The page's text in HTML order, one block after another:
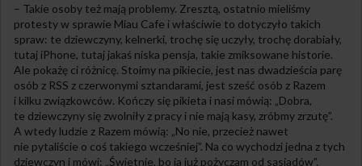
– Takie osoby też mają problemy. Zresztą, ostatnio mieliśmy
protesty w sprawie Miau Cafe i właściwie to dotyczyło takich
spraw: te dziewczyny, kelnerki, trochę się uczyły, trochę dorabiały,
tutaj iPhone, tutaj jakaś niska pensja, takie zmiksowane historie.
Ale pokażę ci różnicę. Stoimy na pikiecie, jest nas dwadzieścia parę
osób z RSS z czerwonymi sztandarami, jest sześć osób z Razem
i kilku związkowców. Kończy się pikieta i nasi mówią: „Dobra,
te dziewczyny się zwolniły z pracy i nie mają kasy, zróbmy zrzutę”.
A wtedy ludzie z Razem mówią: „No nie, przecież nawet
nie pytaliście o coś takiego wcześniej”. Na co wychodzi jedna z tych
dziewczyn i mówi: „Świetnie, bo ja już pożyczam od sąsiadów”.